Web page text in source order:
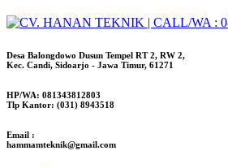
Desa Balongdowo Dusun Tempel RT 2, RW 2,
Kec. Candi, Sidoarjo - Jawa Timur, 61271
HP/WA: 081343812803
Tlp Kantor: (031) 8943518
Email :
hammamteknik@gmail.com